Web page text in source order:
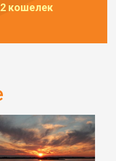
кошелек